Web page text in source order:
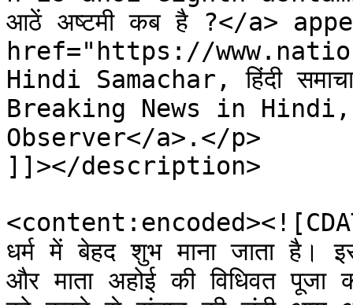
आठें अष्टमी कब है ?</a>
href="https://
Hindi Samachar, हिंदी
Breaking News in
Observer</a>.</p>
]]></description>
धर्म में बेहद शुभ माना जाता है।
और माता अहोई की विधिवत